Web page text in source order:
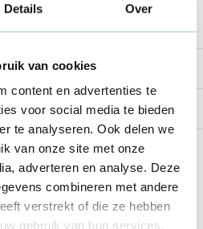
Details Over
van cookies
content en advertenties te
voor social media te bieden
te analyseren. Ook delen we
van onze site met onze
adverteren en analyse. Deze
combineren met andere
verstrekt of die ze hebben
gebruik van hun services.
Bekijk alle specificaties